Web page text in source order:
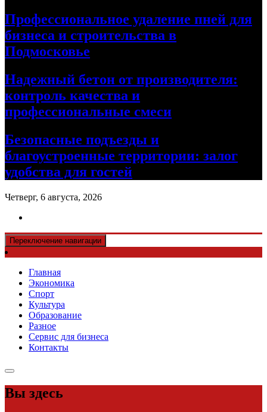
Профессиональное удаление пней для
бизнеса и строительства в
Подмосковье
Надежный бетон от производителя:
контроль качества и
профессиональные смеси
Безопасные подъезды и
благоустроенные территории: залог
удобства для гостей
Четверг, 6 августа, 2026
Переключение навигации
Главная
Экономика
Спорт
Культура
Образование
Разное
Сервис для бизнеса
Контакты
Вы здесь